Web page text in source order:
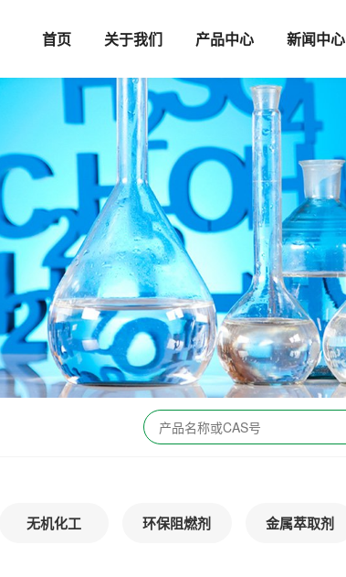
首页 关于我们 产品中心 新闻中心
无机化工 环保阻燃剂 金属萃取剂